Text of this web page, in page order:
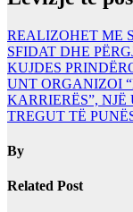
REALIZOHET ME
SFIDAT DHE
KUJDES
UNT ORGANIZOI
KARRIERËS”,
TREGUT TË
By
Related Post